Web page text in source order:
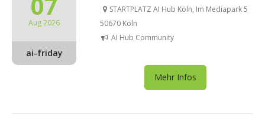
Aug 2026
ai-friday
STARTPLATZ AI Hub Köln, Im Mediapark 5
50670 Köln
AI Hub Community
Mehr Infos